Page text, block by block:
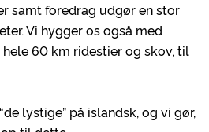
samt foredrag udgør en stor
Vi hygger os også med
60 km ridestier og skov, til
lystige” på islandsk, og vi gør,